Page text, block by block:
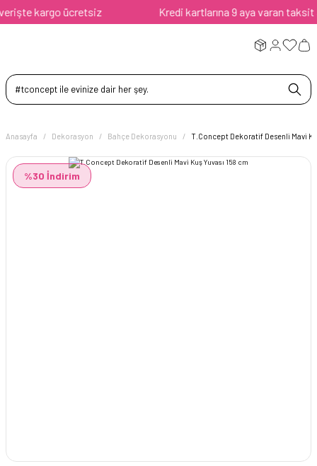
kargo ücretsiz Kredi kartlarına 9 aya varan taksit
Anasayfa Dekorasyon Bahçe Dekorasyonu T.Concept Dekoratif Desenli Mavi
%30 İndirim